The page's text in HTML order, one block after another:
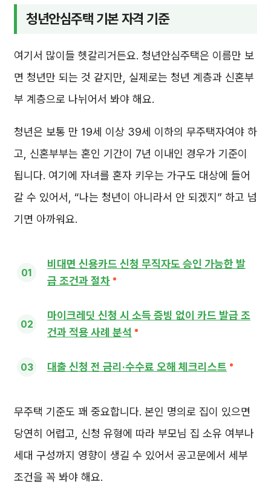
청년안심주택 기본 자격 기준
여기서 많이들 헷갈리거든요. 청년안심주택은 이름만 보
면 청년만 되는 것 같지만, 실제로는 청년 계층과 신혼부
부 계층으로 나뉘어서 봐야 해요.
청년은 보통 만 19세 이상 39세 이하의 무주택자여야 하
고, 신혼부부는 혼인 기간이 7년 이내인 경우가 기준이
됩니다. 여기에 자녀를 혼자 키우는 가구도 대상에 들어
갈 수 있어서, “나는 청년이 아니라서 안 되겠지” 하고 넘
기면 아까워요.
비대면 신용카드 신청 무직자도 승인 가능한 발
급 조건과 절차
마이크레딧 신청 시 소득 증빙 없이 카드 발급 조
건과 적용 사례 분석
대출 신청 전 금리·수수료 오해 체크리스트
무주택 기준도 꽤 중요합니다. 본인 명의로 집이 있으면
당연히 어렵고, 신청 유형에 따라 부모님 집 소유 여부나
세대 구성까지 영향이 생길 수 있어서 공고문에서 세부
조건을 꼭 봐야 해요.